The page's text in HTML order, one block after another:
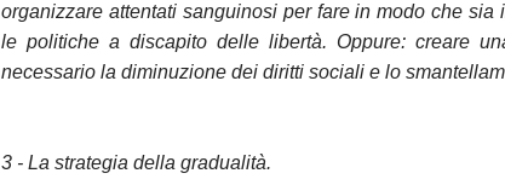
organizzare attentati sanguinosi per fare in modo che
le politiche a discapito delle libertà. Oppure: creare
necessario la diminuzione dei diritti sociali e lo
3 - La strategia della gradualità.